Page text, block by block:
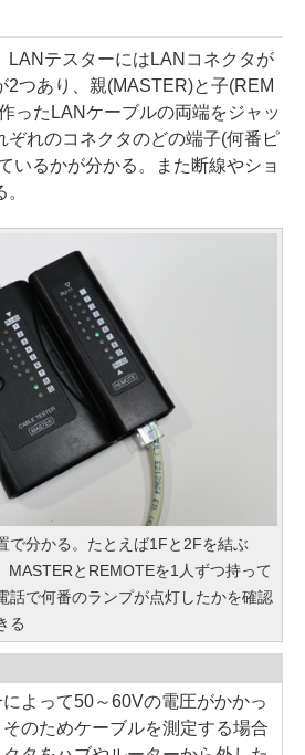
テスターにはLANコネクタが
2つあり、親(MASTER)と子(REM
ったLANケーブルの両端をジャッ
ぞれのコネクタのどの端子(何番ピ
いるかが分かる。また断線やショ
で分かる。たとえば1Fと2Fを結ぶ
MASTERとREMOTEを1人ずつ持って
話で何番のランプが点灯したかを確認
る
よって50～60Vの電圧がかかっ
のためケーブルを測定する場合